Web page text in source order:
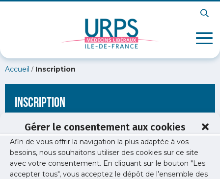
Gérer le consentement aux cookies
Afin de vous offrir la navigation la plus adaptée à vos
besoins, nous souhaitons utiliser des cookies sur ce site
avec votre consentement. En cliquant sur le bouton "Les
accepter tous", vous acceptez le dépôt de l’ensemble des
Accueil / Inscription
Inscription
[wppb-register form_name="inscription"
redirect_url="https://www.urps-med-idf.org/les-topos-
dexperts-en-sante-publique-sport-sante/"]